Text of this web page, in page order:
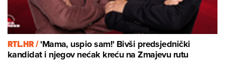
RTL.HR /'Mama, uspio sam!' Bivši predsjednički
kandidat i njegov nećak kreću na Zmajevu rutu